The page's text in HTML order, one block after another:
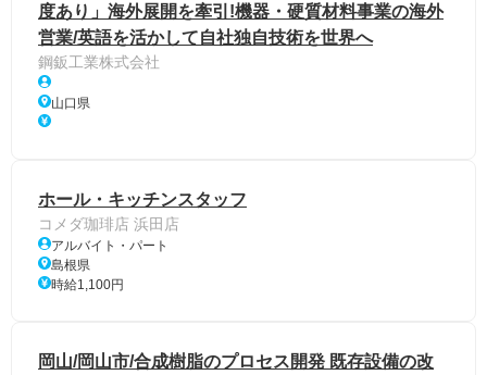
度あり」海外展開を牽引!機器・硬質材料事業の海外
営業/英語を活かして自社独自技術を世界へ
鋼鈑工業株式会社
山口県
ホール・キッチンスタッフ
コメダ珈琲店 浜田店
アルバイト・パート
島根県
時給1,100円
岡山/岡山市/合成樹脂のプロセス開発 既存設備の改